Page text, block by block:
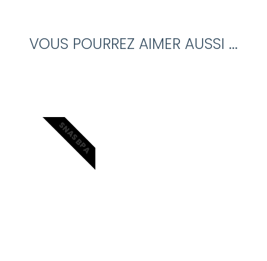
VOUS POURREZ AIMER AUSSI ...
SNAS BPA